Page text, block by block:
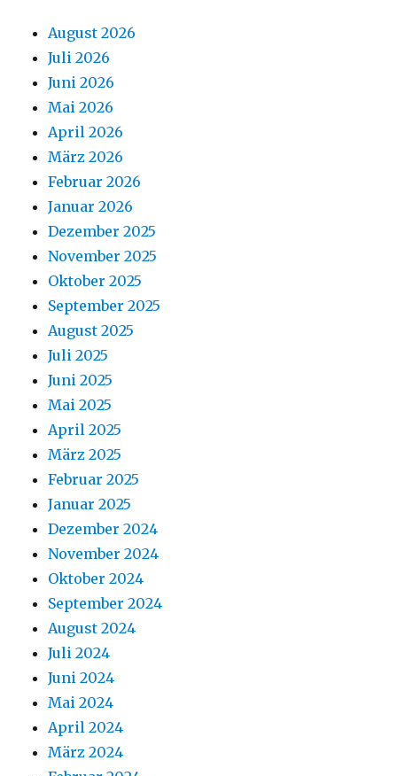
August 2026
Juli 2026
Juni 2026
Mai 2026
April 2026
März 2026
Februar 2026
Januar 2026
Dezember 2025
November 2025
Oktober 2025
September 2025
August 2025
Juli 2025
Juni 2025
Mai 2025
April 2025
März 2025
Februar 2025
Januar 2025
Dezember 2024
November 2024
Oktober 2024
September 2024
August 2024
Juli 2024
Juni 2024
Mai 2024
April 2024
März 2024